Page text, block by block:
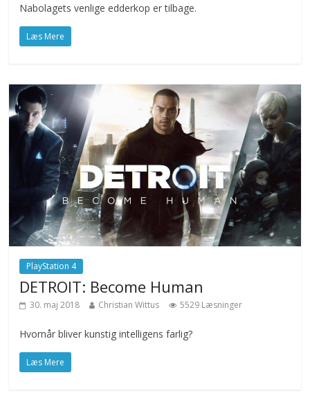
Nabolagets venlige edderkop er tilbage.
Læs Mere
PlayStation 4
DETROIT: Become Human
30. maj 2018 Christian Wittus 5529 Læsninger
Hvornår bliver kunstig intelligens farlig?
Læs Mere